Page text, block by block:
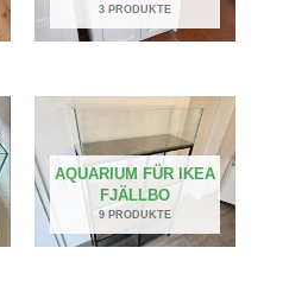
3 PRODUKTE
AQUARIUM FÜR IKEA
FJÄLLBO
9 PRODUKTE